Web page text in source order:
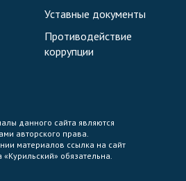
Уставные документы
Противодействие
коррупции
данного сайта являются
авторского права.
материалов ссылка на сайт
обязательна.